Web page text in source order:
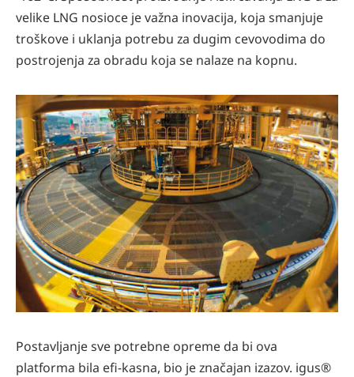
velike LNG nosioce je važna inovacija, koja smanjuje
troškove i uklanja potrebu za dugim cevovodima do
postrojenja za obradu koja se nalaze na kopnu.
Postavljanje sve potrebne opreme da bi ova
platforma bila efi-kasna, bio je značajan izazov. igus®